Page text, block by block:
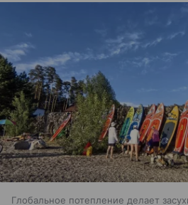
Глобальное потепление делает